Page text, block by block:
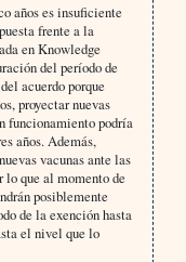
años es insuficiente
frente a la
en Knowledge
del período de
acuerdo porque
proyectar nuevas
funcionamiento podría
años. Además,
vacunas ante las
lo que al momento de
posiblemente
de la exención hasta
el nivel que lo